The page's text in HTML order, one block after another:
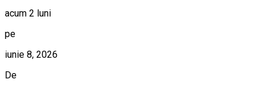
acum 2 luni
pe
iunie 8, 2026
De